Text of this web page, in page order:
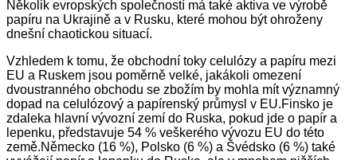
Několik evropských společností má také aktiva ve výrobě
papíru na Ukrajině a v Rusku, které mohou být ohroženy
dnešní chaotickou situací.
Vzhledem k tomu, že obchodní toky celulózy a papíru mezi
EU a Ruskem jsou poměrně velké, jakákoli omezení
dvoustranného obchodu se zbožím by mohla mít významný
dopad na celulózový a papírenský průmysl v EU.Finsko je
zdaleka hlavní vývozní zemí do Ruska, pokud jde o papír a
lepenku, představuje 54 % veškerého vývozu EU do této
země.Německo (16 %), Polsko (6 %) a Švédsko (6 %) také